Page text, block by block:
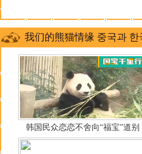
我们的熊猫情缘 중국과 한
韩国民众恋恋不舍向“福宝”道别